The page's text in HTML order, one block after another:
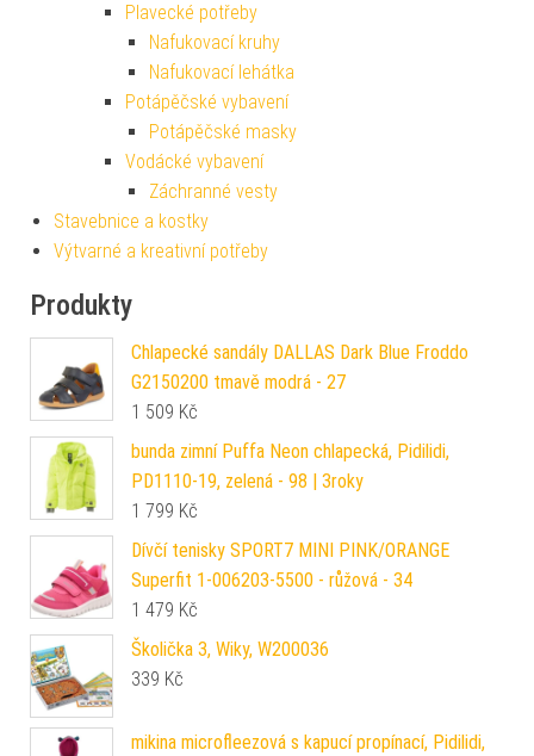
Plavecké potřeby
Nafukovací kruhy
Nafukovací lehátka
Potápěčské vybavení
Potápěčské masky
Vodácké vybavení
Záchranné vesty
Stavebnice a kostky
Výtvarné a kreativní potřeby
Produkty
Chlapecké sandály DALLAS Dark Blue Froddo
G2150200 tmavě modrá - 27
1 509 Kč
bunda zimní Puffa Neon chlapecká, Pidilidi,
PD1110-19, zelená - 98 | 3roky
1 799 Kč
Dívčí tenisky SPORT7 MINI PINK/ORANGE
Superfit 1-006203-5500 - růžová - 34
1 479 Kč
Školička 3, Wiky, W200036
339 Kč
mikina microfleezová s kapucí propínací, Pidilidi,